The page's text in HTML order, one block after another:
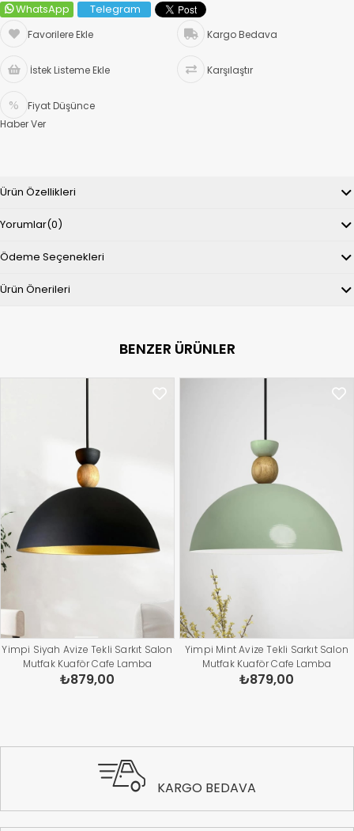
WhatsApp Telegram
Favorilere Ekle Kargo Bedava
İstek Listeme Ekle Karşılaştır
Fiyat Düşünce
Haber Ver
Ürün Özellikleri
Yorumlar(0)
Ödeme Seçenekleri
Ürün Önerileri
BENZER ÜRÜNLER
Yimpi Siyah Avize Tekli Sarkıt Salon
Mutfak Kuaför Cafe Lamba
Dekoratif Aydınlatma Pastane
₺879,00
Yimpi Mint Avize Tekli Sarkıt Salon
Mutfak Kuaför Cafe Lamba
Dekoratif Aydınlatma Pastane
₺879,00
KARGO BEDAVA